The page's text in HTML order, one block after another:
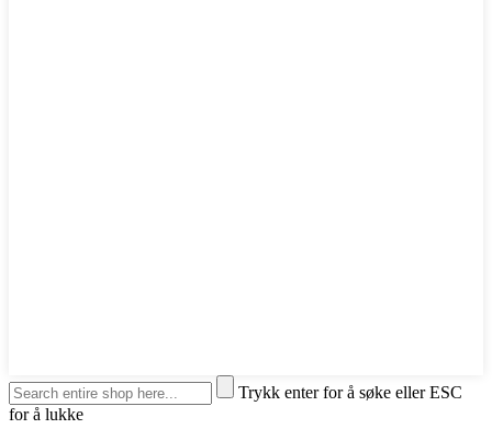
Trykk enter for å søke eller ESC
for å lukke